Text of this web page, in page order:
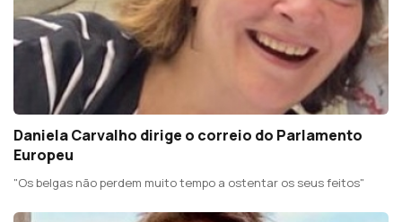
Daniela Carvalho dirige o correio do Parlamento
Europeu
"Os belgas não perdem muito tempo a ostentar os seus feitos"